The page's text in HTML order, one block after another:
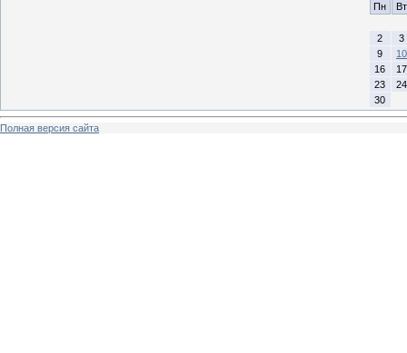
Пн
Вт
2
3
9
10
16
17
23
24
30
Полная версия сайта